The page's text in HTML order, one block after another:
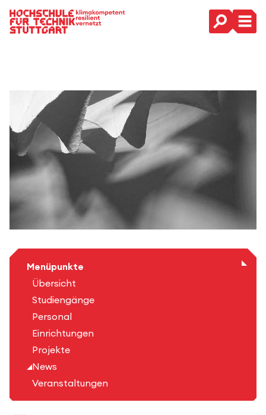
Hauptnavigation
Menüpunkte
Übersicht
Studiengänge
Personal
Einrichtungen
Projekte
News
Veranstaltungen